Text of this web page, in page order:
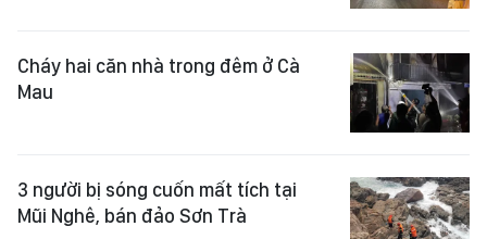
Cháy hai căn nhà trong đêm ở Cà
Mau
3 người bị sóng cuốn mất tích tại
Mũi Nghê, bán đảo Sơn Trà